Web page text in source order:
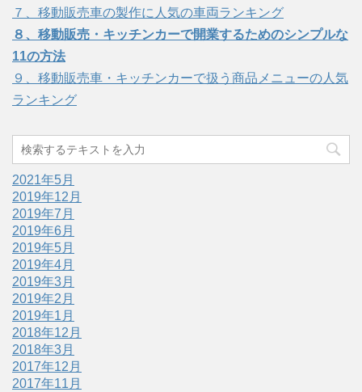
７、移動販売車の製作に人気の車両ランキング
８、移動販売・キッチンカーで開業するためのシンプルな
11の方法
９、移動販売車・キッチンカーで扱う商品メニューの人気
ランキング
2021年5月
2019年12月
2019年7月
2019年6月
2019年5月
2019年4月
2019年3月
2019年2月
2019年1月
2018年12月
2018年3月
2017年12月
2017年11月